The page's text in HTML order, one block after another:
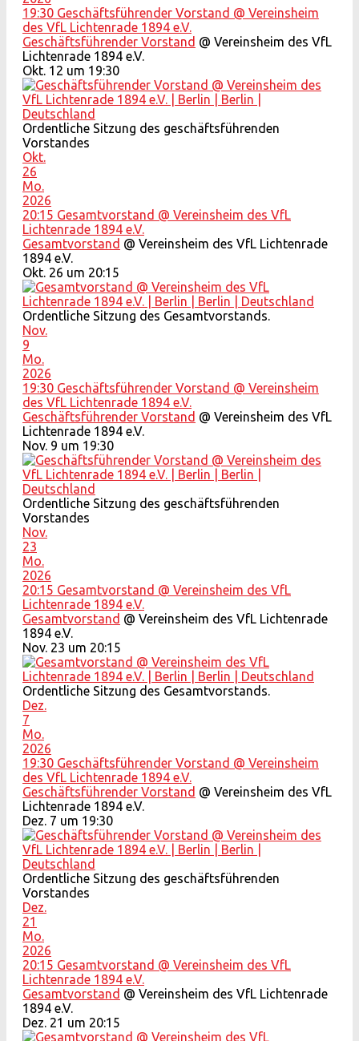
19:30 Geschäftsführender Vorstand @ Vereinsheim
des VfL Lichtenrade 1894 e.V.
Geschäftsführender Vorstand @ Vereinsheim des VfL
Lichtenrade 1894 e.V.
Okt. 12 um 19:30
Ordentliche Sitzung des geschäftsführenden
Vorstandes
Okt.
26
Mo.
2026
20:15 Gesamtvorstand @ Vereinsheim des VfL
Lichtenrade 1894 e.V.
Gesamtvorstand @ Vereinsheim des VfL Lichtenrade
1894 e.V.
Okt. 26 um 20:15
Ordentliche Sitzung des Gesamtvorstands.
Nov.
9
Mo.
2026
19:30 Geschäftsführender Vorstand @ Vereinsheim
des VfL Lichtenrade 1894 e.V.
Geschäftsführender Vorstand @ Vereinsheim des VfL
Lichtenrade 1894 e.V.
Nov. 9 um 19:30
Ordentliche Sitzung des geschäftsführenden
Vorstandes
Nov.
23
Mo.
2026
20:15 Gesamtvorstand @ Vereinsheim des VfL
Lichtenrade 1894 e.V.
Gesamtvorstand @ Vereinsheim des VfL Lichtenrade
1894 e.V.
Nov. 23 um 20:15
Ordentliche Sitzung des Gesamtvorstands.
Dez.
7
Mo.
2026
19:30 Geschäftsführender Vorstand @ Vereinsheim
des VfL Lichtenrade 1894 e.V.
Geschäftsführender Vorstand @ Vereinsheim des VfL
Lichtenrade 1894 e.V.
Dez. 7 um 19:30
Ordentliche Sitzung des geschäftsführenden
Vorstandes
Dez.
21
Mo.
2026
20:15 Gesamtvorstand @ Vereinsheim des VfL
Lichtenrade 1894 e.V.
Gesamtvorstand @ Vereinsheim des VfL Lichtenrade
1894 e.V.
Dez. 21 um 20:15